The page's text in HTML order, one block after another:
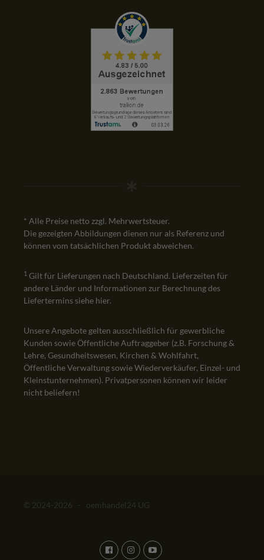
* Alle Preise netto zzgl. Mehrwertsteuer.
Die gezeigten Abbildungen dienen nur als Referenz und
können vom tatsächlichen Produkt abweichen.
1 Gilt für Lieferungen nach Deutschland. Lieferzeiten für
andere Länder und Informationen zur Berechnung des
Liefertermins siehe hier.
Unsere Angebote gelten ausschließlich für gewerbliche
Kunden sowie Öffentliche Auftraggeber (z.B. Forschung &
Lehre, Gesundheitswesen, Kirchen & Wohlfahrt,
Öffentliche Verwaltung sowie Wiederverkäufer, Einzel- und
Kleinstunternehmen). Privatpersonen können wir leider
nicht beliefern!
© 2024-2026 - oemhandel24 UG